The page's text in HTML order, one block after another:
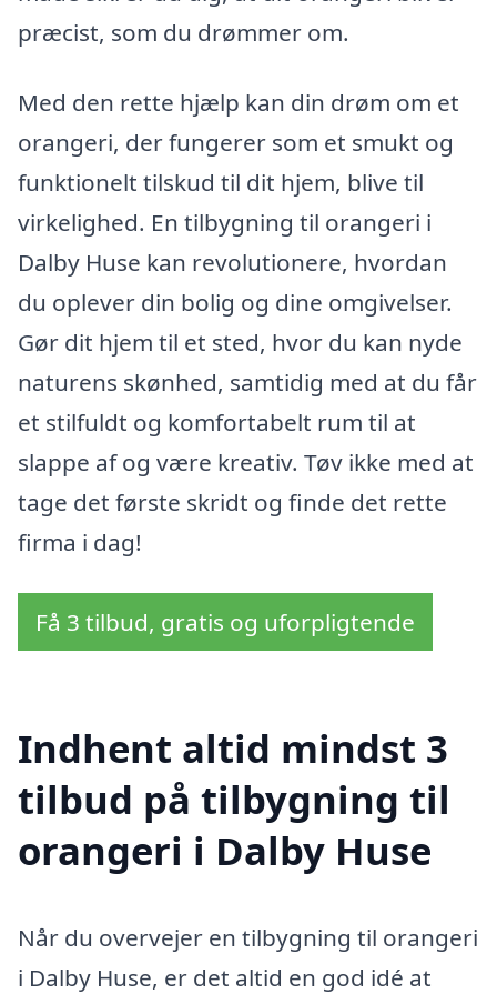
præcist, som du drømmer om.
Med den rette hjælp kan din drøm om et
orangeri, der fungerer som et smukt og
funktionelt tilskud til dit hjem, blive til
virkelighed. En tilbygning til orangeri i
Dalby Huse kan revolutionere, hvordan
du oplever din bolig og dine omgivelser.
Gør dit hjem til et sted, hvor du kan nyde
naturens skønhed, samtidig med at du får
et stilfuldt og komfortabelt rum til at
slappe af og være kreativ. Tøv ikke med at
tage det første skridt og finde det rette
firma i dag!
Få 3 tilbud, gratis og uforpligtende
Indhent altid mindst 3
tilbud på tilbygning til
orangeri i Dalby Huse
Når du overvejer en tilbygning til orangeri
i Dalby Huse, er det altid en god idé at